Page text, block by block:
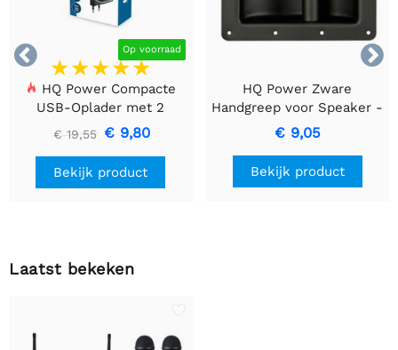

 Op voorraad
HQ Power Compacte
USB-Oplader met 2
Poorten – 17 W Slim
Laden, Zwart
€ 19,55 € 9,80
Bekijk product
HQ Power Zware
Handgreep voor Speaker -
Zwart Metaal
€ 9,05
Bekijk product
Laatst bekeken